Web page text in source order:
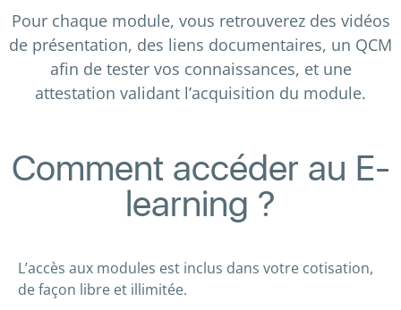
Pour chaque module, vous retrouverez des vidéos
de présentation, des liens documentaires, un QCM
afin de tester vos connaissances, et une
attestation validant l’acquisition du module.
Comment accéder au E-
learning ?
L’accès aux modules est inclus dans votre cotisation,
de façon libre et illimitée.